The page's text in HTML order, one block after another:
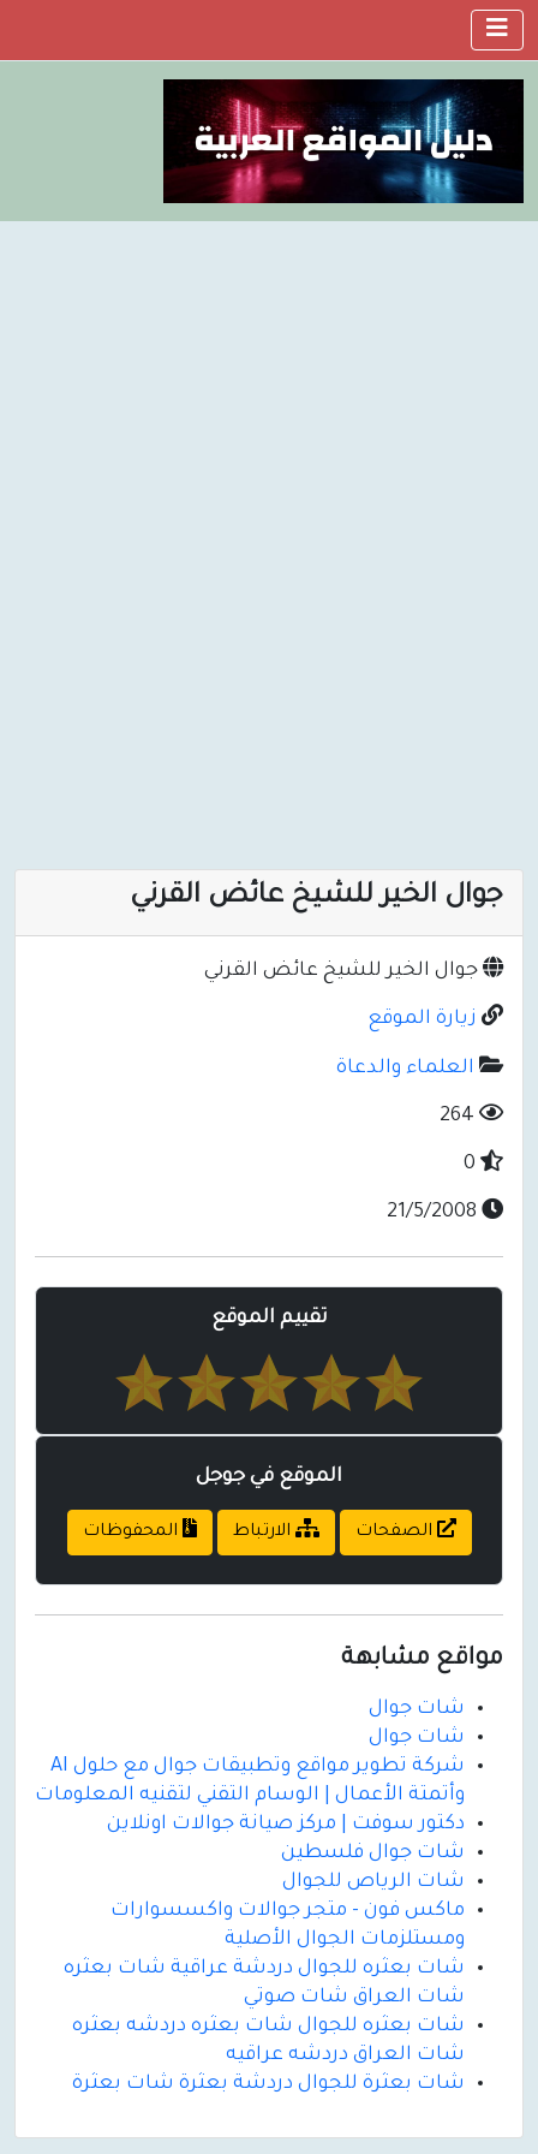
جوال الخير للشيخ عائض القرني
جوال الخير للشيخ عائض القرني
زيارة الموقع
العلماء والدعاة
تقييم الموقع
الموقع في جوجل
الصفحات الارتباط المحفوظات
مواقع مشابهة
شات جوال
شات جوال
شركة تطوير مواقع وتطبيقات جوال مع حلول AI
وأتمتة الأعمال | الوسام التقني لتقنيه المعلومات
دكتور سوفت | مركز صيانة جوالات اونلاين
شات جوال فلسطين
شات الرياص للجوال
ماكس فون - متجر جوالات واكسسوارات
ومستلزمات الجوال الأصلية
شات بعثره للجوال دردشة عراقية شات بعثره
شات العراق شات صوتي
شات بعثره للجوال شات بعثره دردشه بعثره
شات العراق دردشه عراقيه
شات بعثرة للجوال دردشة بعثرة شات بعثرة